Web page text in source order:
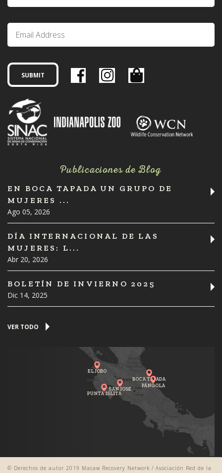
Publicaciones de Blog
EN BOCA TAPADA UN GRUPO DE
MUJERES ...
Ago 05, 2026
DÍA INTERNACIONAL DE LAS
MUJERES: L...
Abr 20, 2026
BOLETÍN DE INVIERNO 2025
Dic 14, 2025
VER TODO
PUNTA ISLITA
BOCA TAPADA
SAN JOSE
EL JOBO
PÁNGOLA
© Derechos de autor 2019 Macaw Recovery Network / Asociación Red de la